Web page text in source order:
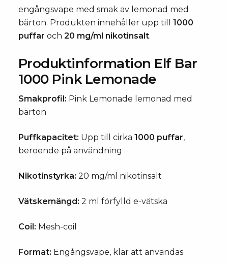
engångsvape med smak av lemonad med
bärton. Produkten innehåller upp till 1000
puffar och 20 mg/ml nikotinsalt.
Produktinformation Elf Bar
1000 Pink Lemonade
Smakprofil: Pink Lemonade lemonad med
bärton
Puffkapacitet: Upp till cirka 1000 puffar,
beroende på användning
Nikotinstyrka: 20 mg/ml nikotinsalt
Vätskemängd: 2 ml förfylld e-vätska
Coil: Mesh-coil
Format: Engångsvape, klar att användas